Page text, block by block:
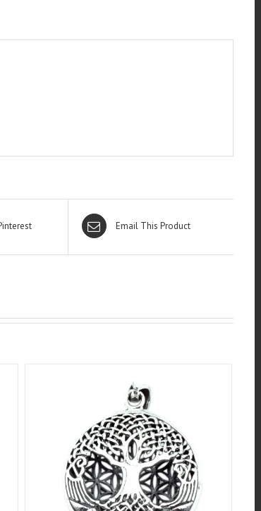
Email This Product